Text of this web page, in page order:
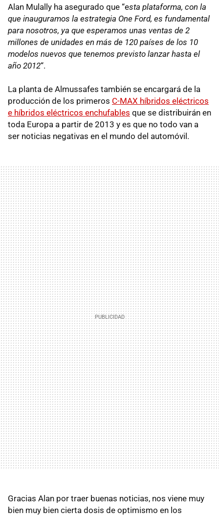
Alan Mulally ha asegurado que “esta plataforma, con la
que inauguramos la estrategia One Ford, es fundamental
para nosotros, ya que esperamos unas ventas de 2
millones de unidades en más de 120 países de los 10
modelos nuevos que tenemos previsto lanzar hasta el
año 2012“.
La planta de Almussafes también se encargará de la
producción de los primeros C-MAX híbridos eléctricos
e híbridos eléctricos enchufables que se distribuirán en
toda Europa a partir de 2013 y es que no todo van a
ser noticias negativas en el mundo del automóvil.
Gracias Alan por traer buenas noticias, nos viene muy
bien muy bien cierta dosis de optimismo en los